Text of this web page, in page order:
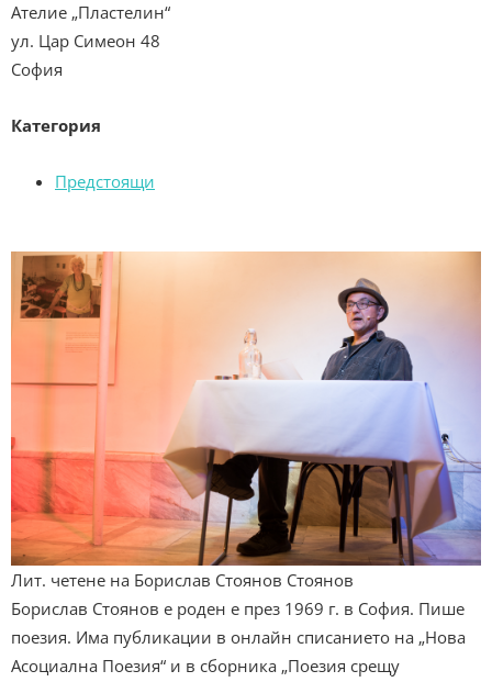
Ателие „Пластелин“
ул. Цар Симеон 48
София
Категория
Предстоящи
Лит. четене на Борислав Стоянов Стоянов
Борислав Стоянов е роден е през 1969 г. в София. Пише
поезия. Има публикации в онлайн списанието на „Нова
Асоциална Поезия“ и в сборника „Поезия срещу